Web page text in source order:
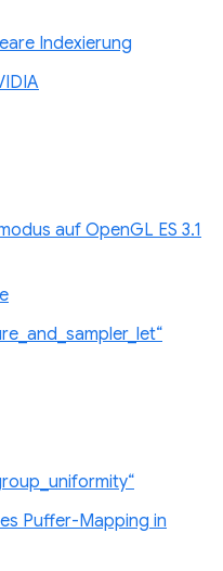
Indexierung
auf OpenGL ES 3.1
Puffer-Mapping in